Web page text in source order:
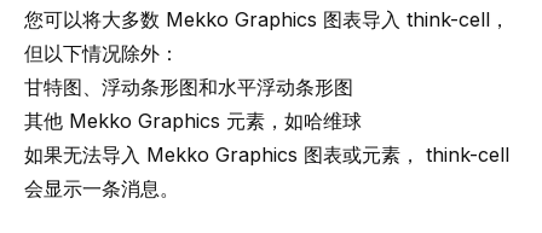
您可以将大多数 Mekko Graphics 图表导入 think-cell，
但以下情况除外：
甘特图、浮动条形图和水平浮动条形图
其他 Mekko Graphics 元素，如哈维球
如果无法导入 Mekko Graphics 图表或元素， think-cell
会显示一条消息。